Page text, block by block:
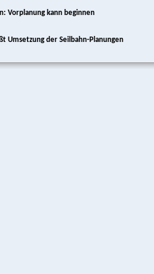
Vorplanung kann beginnen
Umsetzung der Seilbahn-Planungen